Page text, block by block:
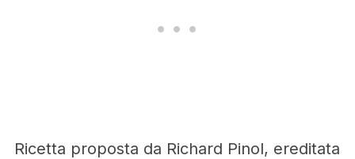
Ricetta proposta da Richard Pinol, ereditata